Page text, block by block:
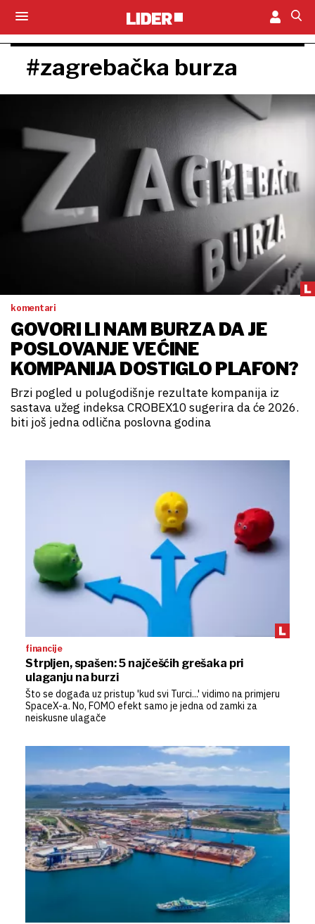
#zagrebačka burza
komentari
GOVORI LI NAM BURZA DA JE
POSLOVANJE VEĆINE
KOMPANIJA DOSTIGLO PLAFON?
Brzi pogled u polugodišnje rezultate kompanija iz
sastava užeg indeksa CROBEX10 sugerira da će 2026.
biti još jedna odlična poslovna godina
financije
Strpljen, spašen: 5 najčešćih grešaka pri
ulaganju na burzi
Što se događa uz pristup 'kud svi Turci...' vidimo na primjeru
SpaceX-a. No, FOMO efekt samo je jedna od zamki za
neiskusne ulagače